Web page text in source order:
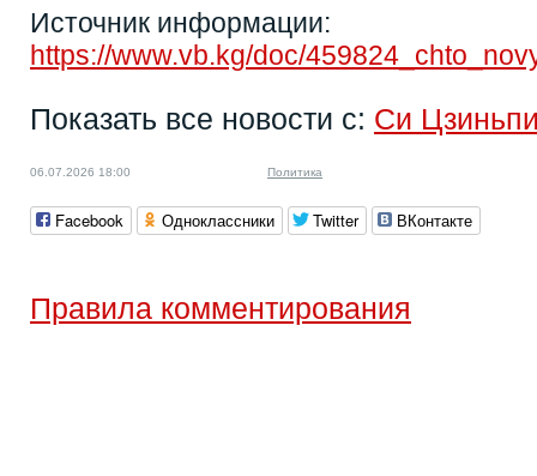
Источник информации:
https://www.vb.kg/doc/
Показать все новости с: Си
06.07.2026 18:00 Политика
Facebook Одноклассники Twitter ВКонтакте
Правила комментирования